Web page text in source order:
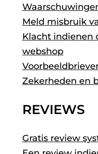
Meld misbruik
Klacht indienen
webshop
Zekerheden en
REVIEWS
Gratis review